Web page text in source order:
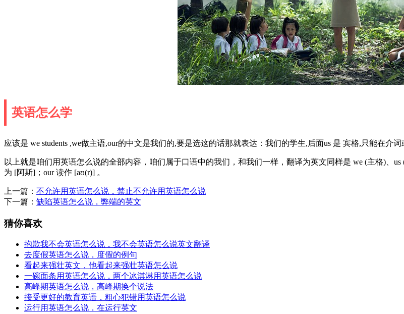
英语怎么学
应该是 we students ,we做主语,our的中文是我们的,要是选这的话那就表达：我们的学生,后面us 是 宾格,只能在介
以上就是咱们用英语怎么说的全部内容，咱们属于口语中的我们，和我们一样，翻译为英文同样是 we (主格)、
为 [阿斯]；our 读作 [aʊ(r)] 。
上一篇： 不允许用英语怎么说，禁止不允许用英语怎么说
下一篇： 缺陷英语怎么说，弊端的英文
猜你喜欢
抱歉我不会英语怎么说，我不会英语怎么说英文翻译
去度假英语怎么说，度假的例句
看起来强壮英文，他看起来强壮英语怎么说
一碗面条用英语怎么说，两个冰淇淋用英语怎么说
高峰期英语怎么说，高峰期换个说法
接受更好的教育英语，粗心犯错用英语怎么说
运行用英语怎么说，在运行英文